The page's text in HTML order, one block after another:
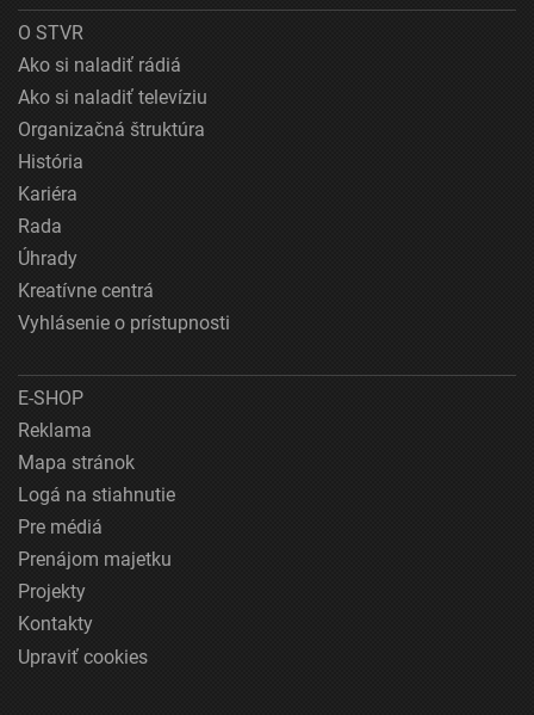
O STVR
Ako si naladiť rádiá
Ako si naladiť televíziu
Organizačná štruktúra
História
Kariéra
Rada
Úhrady
Kreatívne centrá
Vyhlásenie o prístupnosti
E-SHOP
Reklama
Mapa stránok
Logá na stiahnutie
Pre médiá
Prenájom majetku
Projekty
Kontakty
Upraviť cookies